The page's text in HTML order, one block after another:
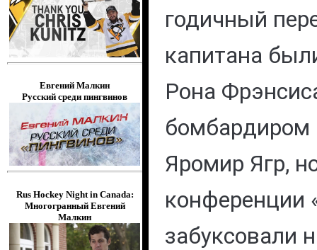
Евгений Малкин
Русский среди пингвинов
Rus Hockey Night in Canada:
Многогранный Евгений
Малкин
годичный
капитана
Рона
бомбардиром
Яромир Ягр,
конференции
забуксовали